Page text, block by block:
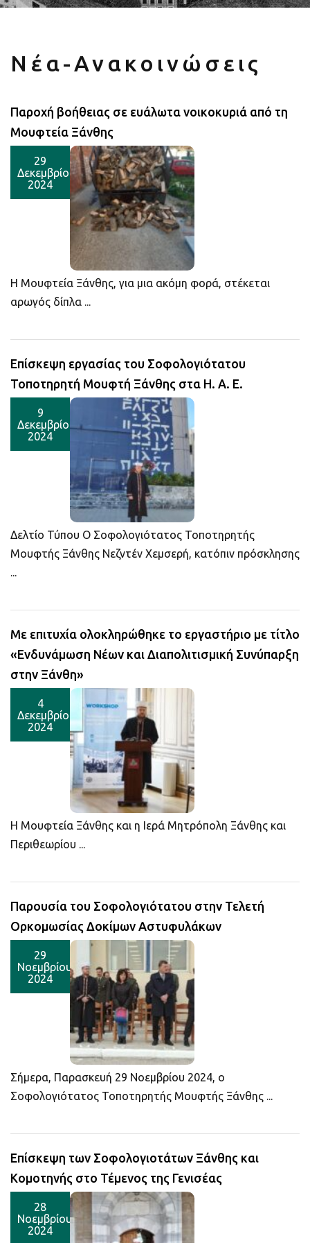
Νέα-Ανακοινώσεις
Παροχή βοήθειας σε ευάλωτα νοικοκυριά από τη
Μουφτεία Ξάνθης
29
Δεκεμβρίου
2024
Η Μουφτεία Ξάνθης, για μια ακόμη φορά, στέκεται
αρωγός δίπλα ...
Επίσκεψη εργασίας του Σοφολογιότατου
Τοποτηρητή Μουφτή Ξάνθης στα Η. Α. Ε.
9
Δεκεμβρίου
2024
Δελτίο Τύπου Ο Σοφολογιότατος Τοποτηρητής
Μουφτής Ξάνθης Νεζντέν Χεμσερή, κατόπιν πρόσκλησης
...
Με επιτυχία ολοκληρώθηκε το εργαστήριο με τίτλο
«Ενδυνάμωση Νέων και Διαπολιτισμική Συνύπαρξη
στην Ξάνθη»
4
Δεκεμβρίου
2024
Η Μουφτεία Ξάνθης και η Ιερά Μητρόπολη Ξάνθης και
Περιθεωρίου ...
Παρουσία του Σοφολογιότατου στην Τελετή
Ορκομωσίας Δοκίμων Αστυφυλάκων
29
Νοεμβρίου
2024
Σήμερα, Παρασκευή 29 Νοεμβρίου 2024, ο
Σοφολογιότατος Τοποτηρητής Μουφτής Ξάνθης ...
Επίσκεψη των Σοφολογιοτάτων Ξάνθης και
Κομοτηνής στο Τέμενος της Γενισέας
28
Νοεμβρίου
2024